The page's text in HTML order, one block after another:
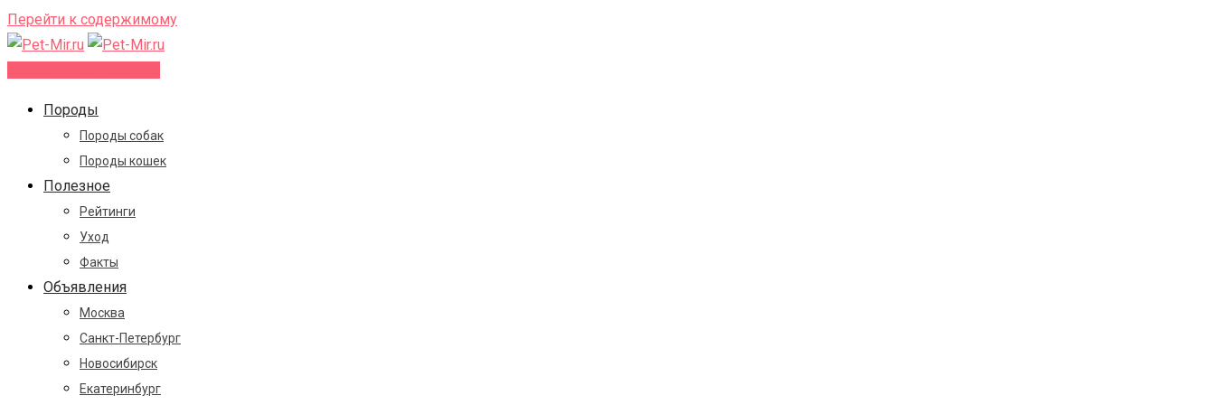
Перейти к содержимому
Породы
Породы собак
Породы кошек
Полезное
Рейтинги
Уход
Факты
Объявления
Москва
Санкт-Петербург
Новосибирск
Екатеринбург